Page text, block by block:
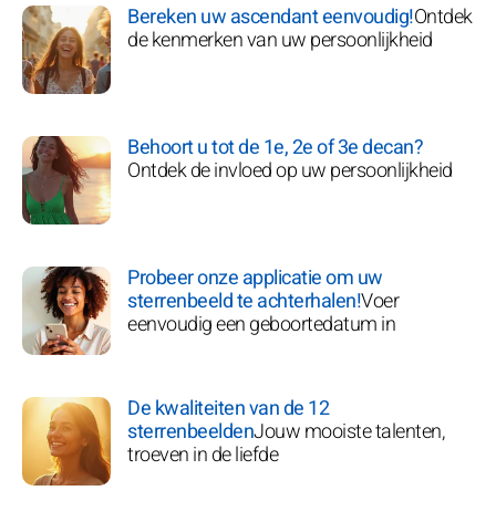
Bereken uw ascendant eenvoudig!Ontdek
de kenmerken van uw persoonlijkheid
Behoort u tot de 1e, 2e of 3e decan?
Ontdek de invloed op uw persoonlijkheid
Probeer onze applicatie om uw
sterrenbeeld te achterhalen!Voer
eenvoudig een geboortedatum in
De kwaliteiten van de 12
sterrenbeeldenJouw mooiste talenten,
troeven in de liefde